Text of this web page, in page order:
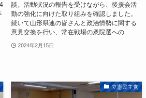
談。活動状況の報告を受けながら、後援会活
動の強化に向けた取り組みを確認しました。
続いて山形県連の皆さんと政治情勢に関する
意見交換を行い、常在戦場の衆院選への...
2024年2月15日
立憲民主党